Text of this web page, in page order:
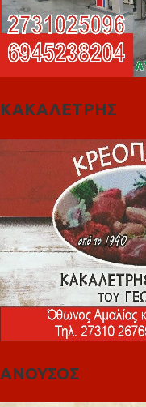
ΚΑΚΑΛΕΤΡΗΣ
ΑΝΟΥΣΟΣ